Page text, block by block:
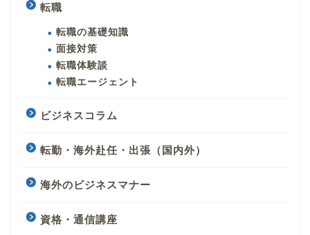
転職
転職の基礎知識
面接対策
転職体験談
転職エージェント
ビジネスコラム
転勤・海外赴任・出張（国内外）
海外のビジネスマナー
資格・通信講座